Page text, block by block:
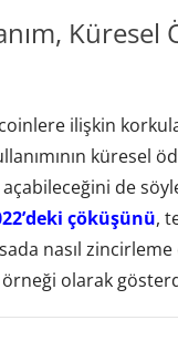
ilişkin
küresel
de
çöküşünü,
nasıl
olarak